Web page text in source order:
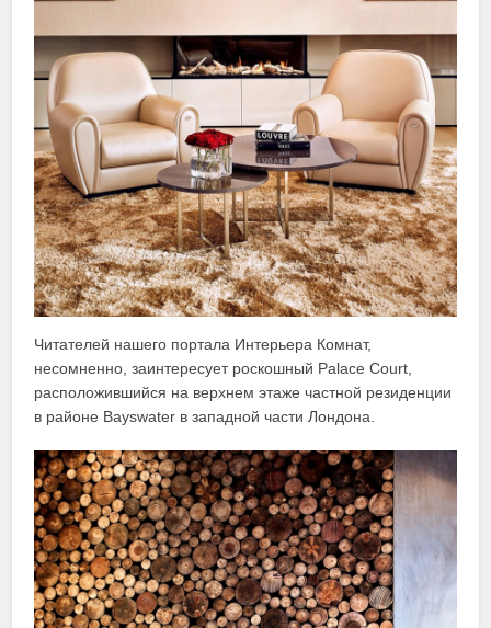
Читателей нашего портала Интерьера Комнат,
несомненно, заинтересует роскошный Palace Court,
расположившийся на верхнем этаже частной резиденции
в районе Bayswater в западной части Лондона.